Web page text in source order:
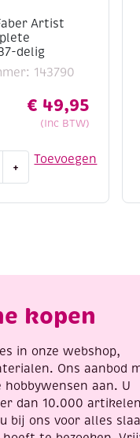
Artist
delig
143790
€ 49,95
(Inc BTW)
Toevoegen
+
kopen
in onze webshop,
Ons aanbod
aan. U
dan 10.000 artikelen
bij ons voor alles